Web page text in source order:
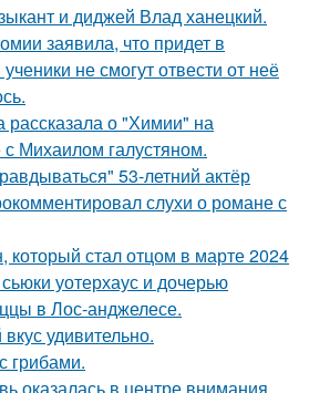
и диджей Влад ханецкий.
заявила, что придет в
не смогут отвести от неё
рассказала о "Химии" на
Михаилом галустяном.
53-летний актёр
слухи о романе с
который стал отцом в марте 2024
уотерхаус и дочерью
в Лос-анджелесе.
удивительно.
грибами.
оказалась в центре внимания